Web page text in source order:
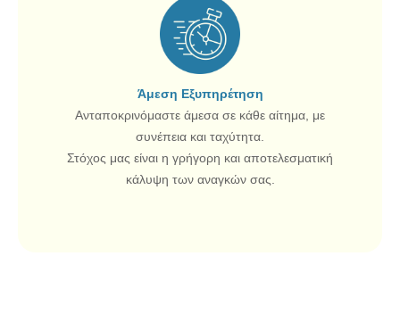
Άμεση Εξυπηρέτηση
Ανταποκρινόμαστε άμεσα σε κάθε αίτημα, με
συνέπεια και ταχύτητα.
Στόχος μας είναι η γρήγορη και αποτελεσματική
κάλυψη των αναγκών σας.